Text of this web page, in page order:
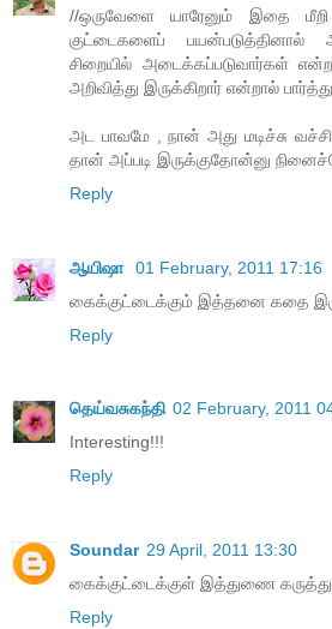
//ஒருவேளை யாரேனும் இதை
குட்டைகளைப்
சிறையில் அடைக்கப்படுவார்கள்
அறிவித்து இருக்கிறார் என்றால்
அட பாவமே , நான் அது மடிச்சு
தான் அப்படி இருக்குதோன்னு
Reply
ஆயிஷா 01 February, 2011 17:16
கைக்குட்டைக்கும் இத்தனை கதை
Reply
தெய்வசுகந்தி 02 February, 2011
Interesting!!!
Reply
Soundar 29 April, 2011 13:30
கைக்குட்டைக்குள் இத்துணை
Reply